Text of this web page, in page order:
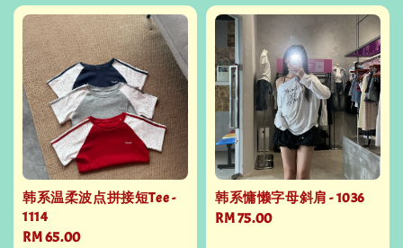
韩系温柔波点拼接短Tee -
1114
Regular
RM 65.00
韩系慵懒字母斜肩 - 1036
Regular
RM 75.00